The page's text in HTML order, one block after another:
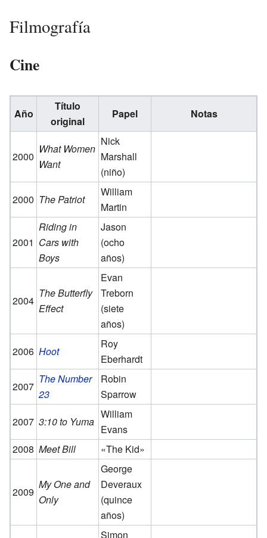
Filmografía
Cine
Año
Título
original
Papel Notas
2000
What Women
Want
Nick
Marshall
(niño)
2000 The Patriot
William
Martin
2001
Riding in
Cars with
Boys
Jason
(ocho
años)
2004
The Butterfly
Effect
Evan
Treborn
(siete
años)
2006 Hoot
Roy
Eberhardt
2007
The Number
23
Robin
Sparrow
2007 3:10 to Yuma
William
Evans
2008 Meet Bill «The Kid»
2009
My One and
Only
George
Deveraux
(quince
años)
Simon